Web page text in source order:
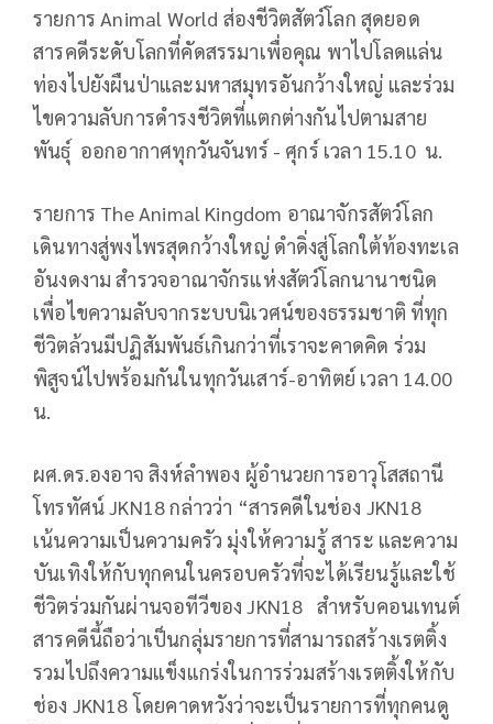
รายการ Animal World ส่องชีวิตสัตว์โลก สุดยอด
สารคดีระดับโลกที่คัดสรรมาเพื่อคุณ พาไปโลดแล่น
ท่องไปยังผืนป่าและมหาสมุทรอันกว้างใหญ่ และร่วม
ไขความลับการดำรงชีวิตที่แตกต่างกันไปตามสาย
พันธุ์ ออกอากาศทุกวันจันทร์ - ศุกร์ เวลา 15.10 น.
รายการ The Animal Kingdom อาณาจักรสัตว์โลก
เดินทางสู่พงไพรสุดกว้างใหญ่ ดำดิ่งสู่โลกใต้ท้องทะเล
อันงดงาม สำรวจอาณาจักรแห่งสัตว์โลกนานาชนิด
เพื่อไขความลับจากระบบนิเวศน์ของธรรมชาติ ที่ทุก
ชีวิตล้วนมีปฏิสัมพันธ์เกินกว่าที่เราจะคาดคิด ร่วม
พิสูจน์ไปพร้อมกันในทุกวันเสาร์-อาทิตย์ เวลา 14.00
น.
ผศ.ดร.องอาจ สิงห์ลำพอง ผู้อำนวยการอาวุโสสถานี
โทรทัศน์ JKN18 กล่าวว่า “สารคดีในช่อง JKN18
เน้นความเป็นความครัว มุ่งให้ความรู้ สาระ และความ
บันเทิงให้กับทุกคนในครอบครัวที่จะได้เรียนรู้และใช้
ชีวิตร่วมกันผ่านจอทีวีของ JKN18 สำหรับคอนเทนต์
สารคดีนี้ถือว่าเป็นกลุ่มรายการที่สามารถสร้างเรตติ้ง
รวมไปถึงความแข็งแกร่งในการร่วมสร้างเรตติ้งให้กับ
ช่อง JKN18 โดยคาดหวังว่าจะเป็นรายการที่ทุกคนดู